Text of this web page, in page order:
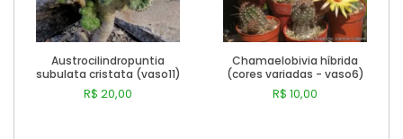
Austrocilindropuntia
subulata cristata (vaso11)
R$ 20,00
Chamaelobivia híbrida
(cores variadas - vaso6)
R$ 10,00